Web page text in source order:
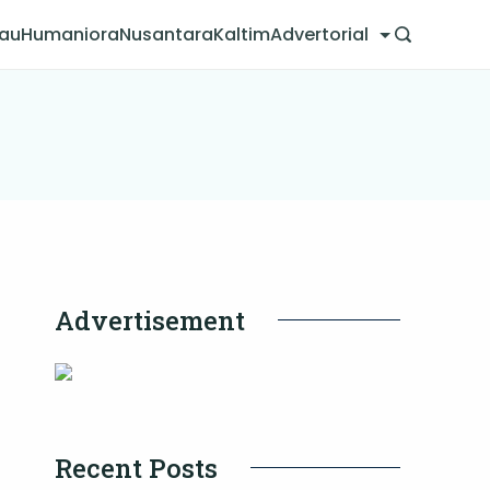
HumanioraNusantaraKaltimAdvertorial
Advertisement
Recent Posts